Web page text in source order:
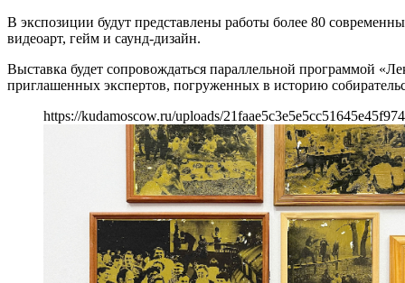
В экспозиции будут представлены работы более 80
видеоарт, гейм и саунд-дизайн.
Выставка будет сопровождаться параллельной программой
приглашенных экспертов, погруженных в историю
https://kudamoscow.ru/uploads/